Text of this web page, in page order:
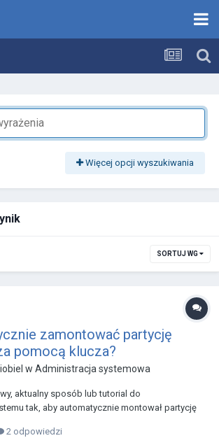
Więcej opcji wyszukiwania
SORTUJ WG
zamontować partycję
pomocą klucza?
w Administracja systemowa
aktualny sposób lub tutorial do
tak, aby automatycznie montował partycję
2 odpowiedzi